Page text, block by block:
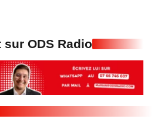
ODS Radio